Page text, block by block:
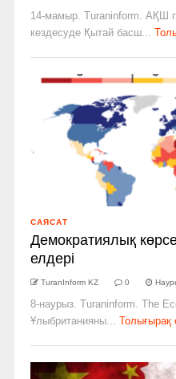
14-мамыр. Turaninform. АҚШ
кездесуде Қытай басш...
САЯСАТ
Демократиялық
елдері
TuranInform KZ 0
8-наурыз. Turaninform. The
Ұлыбританияны...
Толығырақ